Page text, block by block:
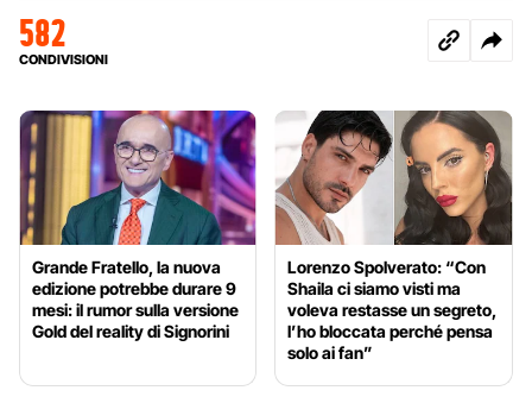
582
CONDIVISIONI
Grande Fratello, la nuova
edizione potrebbe durare 9
mesi: il rumor sulla versione
Gold del reality di Signorini
Lorenzo Spolverato: “Con
Shaila ci siamo visti ma
voleva restasse un segreto,
l’ho bloccata perché pensa
solo ai fan”